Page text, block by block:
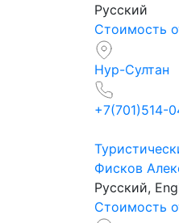
Русский
Стоимость
Нур-Султан
+7(701)514-
Фисков
Русский,
Стоимость